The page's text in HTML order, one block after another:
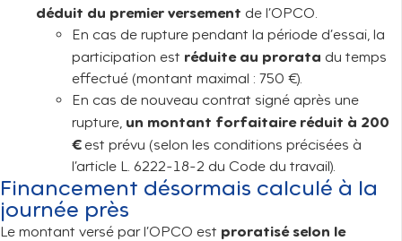
déduit du premier versement de l’OPCO.
En cas de rupture pendant la période d’essai, la
participation est réduite au prorata du temps
effectué (montant maximal : 750 €).
En cas de nouveau contrat signé après une
rupture, un montant forfaitaire réduit à 200
€est prévu (selon les conditions précisées à
l’article L. 6222-18-2 du Code du travail).
Financement désormais calculé à la
journée près
Le montant versé par l’OPCO est proratisé selon le